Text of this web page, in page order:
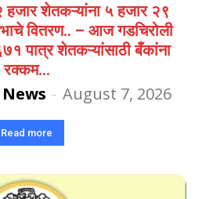
हजार शेतकऱ्यांना ५ हजार २९
वितरण.. – आज गडचिरोली
पात्र शेतकऱ्यांसाठी बँकांना
रक्कम...
- August 7, 2026
Read more